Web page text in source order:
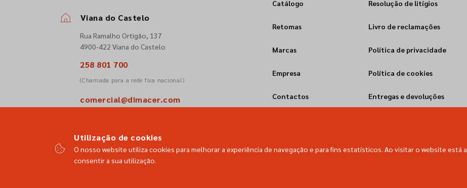
Viana do Castelo
Rua Ramalho Ortigão, 137
4900-422 Viana do Castelo
258 801 700
(Chamada para a rede fixa nacional)
comercial@dimacer.com
Catálogo
Retomas
Marcas
Empresa
Contactos
Resolução de litígios
Livro de reclamações
Política de privacidade
Política de cookies
Entregas e devoluções
Utilização de cookies
O nosso website utiliza cookies para melhorar a experiência de navegação e para fins estatísticos. Ao visitar o website está a
consentir a sua utilização.